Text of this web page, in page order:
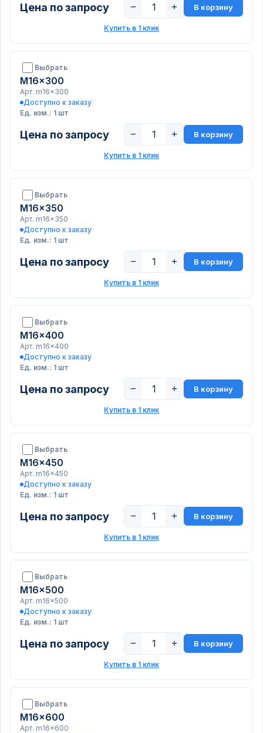
Цена по запросу − + В корзину
Купить в 1 клик
Выбрать
M16x300
Арт. m16x300
Доступно к заказу
Ед. изм.: 1 шт
Цена по запросу − + В корзину
Купить в 1 клик
Выбрать
M16x350
Арт. m16x350
Доступно к заказу
Ед. изм.: 1 шт
Цена по запросу − + В корзину
Купить в 1 клик
Выбрать
M16x400
Арт. m16x400
Доступно к заказу
Ед. изм.: 1 шт
Цена по запросу − + В корзину
Купить в 1 клик
Выбрать
M16x450
Арт. m16x450
Доступно к заказу
Ед. изм.: 1 шт
Цена по запросу − + В корзину
Купить в 1 клик
Выбрать
M16x500
Арт. m16x500
Доступно к заказу
Ед. изм.: 1 шт
Цена по запросу − + В корзину
Купить в 1 клик
Выбрать
M16x600
Арт. m16x600